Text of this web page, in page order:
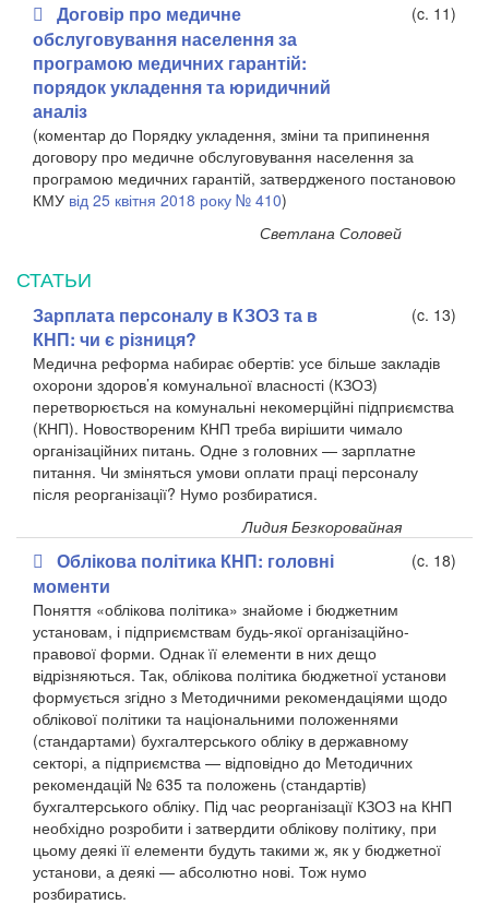
Договір про медичне
обслуговування населення за
програмою медичних гарантій:
порядок укладення та юридичний
аналіз
(c. 11)
(коментар до Порядку укладення, зміни та припинення
договору про медичне обслуговування населення за
програмою медичних гарантій, затвердженого постановою
КМУ від 25 квітня 2018 року № 410)
Светлана Соловей
СТАТЬИ
Зарплата персоналу в КЗОЗ та в
КНП: чи є різниця?
(c. 13)
Медична реформа набирає обертів: усе більше закладів
охорони здоров’я комунальної власності (КЗОЗ)
перетворюється на комунальні некомерційні підприємства
(КНП). Новоствореним КНП треба вирішити чимало
організаційних питань. Одне з головних — зарплатне
питання. Чи зміняться умови оплати праці персоналу
після реорганізації? Нумо розбиратися.
Лидия Безкоровайная
Облікова політика КНП: головні
моменти
(c. 18)
Поняття «облікова політика» знайоме і бюджетним
установам, і підприємствам будь-якої організаційно-
правової форми. Однак її елементи в них дещо
відрізняються. Так, облікова політика бюджетної установи
формується згідно з Методичними рекомендаціями щодо
облікової політики та національними положеннями
(стандартами) бухгалтерського обліку в державному
секторі, а підприємства — відповідно до Методичних
рекомендацій № 635 та положень (стандартів)
бухгалтерського обліку. Під час реорганізації КЗОЗ на КНП
необхідно розробити і затвердити облікову політику, при
цьому деякі її елементи будуть такими ж, як у бюджетної
установи, а деякі — абсолютно нові. Тож нумо
розбиратись.